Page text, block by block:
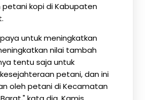
petani kopi di Kabupaten
untuk meningkatkan
nilai tambah
tentu saja untuk
petani, dan ini
oleh petani di Kecamatan